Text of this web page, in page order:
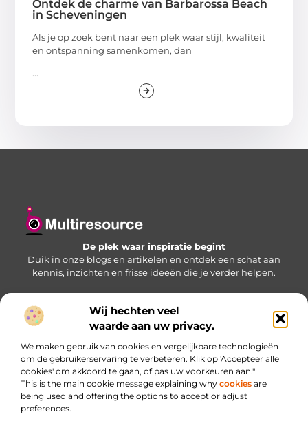
Wij hechten veel
waarde aan uw privacy.
We maken gebruik van cookies en vergelijkbare technologieën
om de gebruikerservaring te verbeteren. Klik op 'Accepteer alle
cookies' om akkoord te gaan, of pas uw voorkeuren aan."
This is the main cookie message explaining why cookies are
being used and offering the options to accept or adjust
preferences.
Ontdek de charme van Barbarossa Beach
in Scheveningen
Als je op zoek bent naar een plek waar stijl, kwaliteit
en ontspanning samenkomen, dan
...
De plek waar inspiratie begint
Duik in onze blogs en artikelen en ontdek een schat aan
kennis, inzichten en frisse ideeën die je verder helpen.
Bericht categorie
Onze informatie